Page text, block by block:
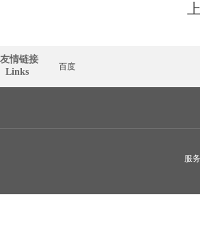
友情链接
  Links
百度
服